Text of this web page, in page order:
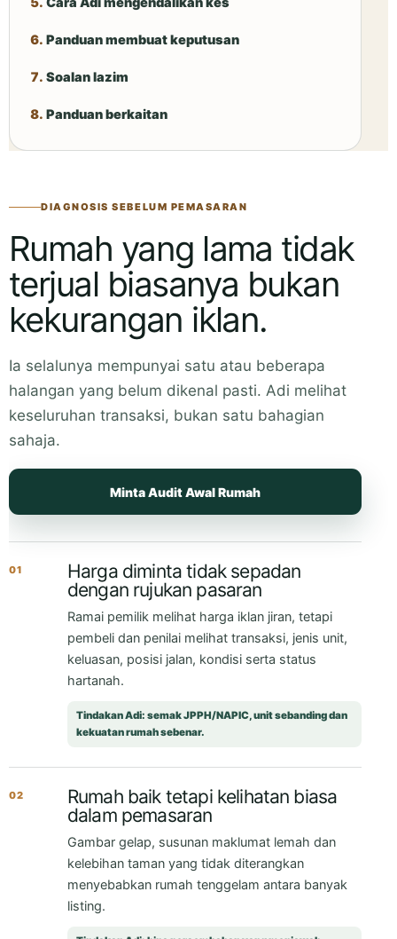
Panduan membuat keputusan
Soalan lazim
Panduan berkaitan
DIAGNOSIS SEBELUM PEMASARAN
Rumah yang lama tidak
terjual biasanya bukan
kekurangan iklan.
Ia selalunya mempunyai satu atau beberapa
halangan yang belum dikenal pasti. Adi melihat
keseluruhan transaksi, bukan satu bahagian
sahaja.
Minta Audit Awal Rumah
01
Harga diminta tidak sepadan
dengan rujukan pasaran
Ramai pemilik melihat harga iklan jiran, tetapi
pembeli dan penilai melihat transaksi, jenis unit,
keluasan, posisi jalan, kondisi serta status
hartanah.
Tindakan Adi: semak JPPH/NAPIC, unit sebanding dan
kekuatan rumah sebenar.
02
Rumah baik tetapi kelihatan biasa
dalam pemasaran
Gambar gelap, susunan maklumat lemah dan
kelebihan taman yang tidak diterangkan
menyebabkan rumah tenggelam antara banyak
listing.